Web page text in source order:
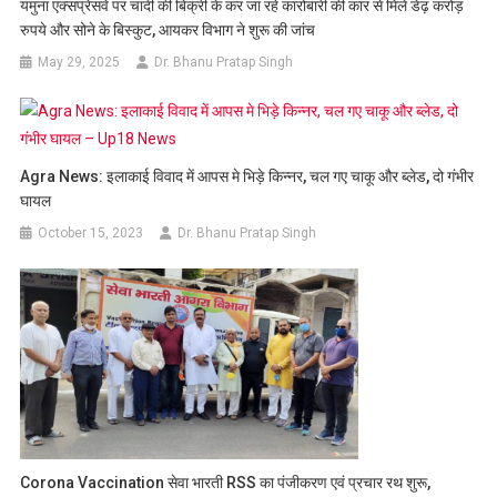
यमुना एक्सप्रेसवे पर चांदी की बिक्री के कर जा रहे कारोबारी की कार से मिले डेढ़ करोड़
रुपये और सोने के बिस्कुट, आयकर विभाग ने शुरू की जांच
May 29, 2025 Dr. Bhanu Pratap Singh
Agra News: इलाकाई विवाद में आपस मे भिड़े किन्नर, चल गए चाकू और ब्लेड, दो गंभीर
घायल
October 15, 2023 Dr. Bhanu Pratap Singh
Corona Vaccination सेवा भारती RSS का पंजीकरण एवं प्रचार रथ शुरू,